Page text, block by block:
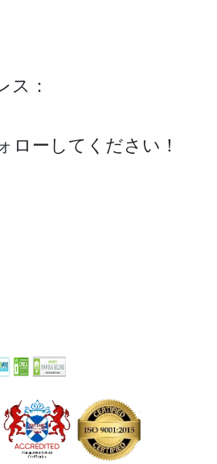
ス：
ローしてください！